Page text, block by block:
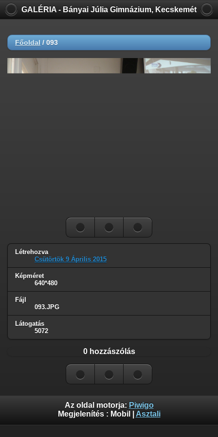
GALÉRIA - Bányai Júlia Gimnázium, Kecskemét
Főoldal / 093
Létrehozva
Csütörtök 9 Április 2015
Képméret
640*480
Fájl
093.JPG
Látogatás
5072
0 hozzászólás
Az oldal motorja: Piwigo
Megjelenítés : Mobil Asztali